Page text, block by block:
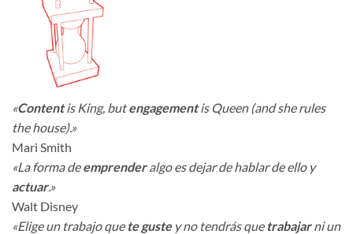
«Contentis King, butengagementis Queen (and she rules
the house).»
Mari Smith
«La forma deemprenderalgo es dejar de hablar de ello y
actuar.»
Walt Disney
«Elige un trabajo que te gustey no tendrás que trabajarni un